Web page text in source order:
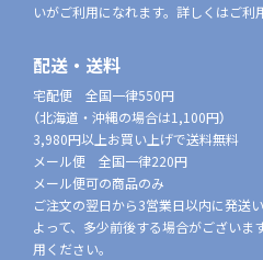
いがご利用になれます。詳しくはご利
配送・送料
宅配便 全国一律550円
（北海道・沖縄の場合は1,100円）
3,980円以上お買い上げで送料無料
メール便 全国一律220円
メール便可の商品のみ
ご注文の翌日から3営業日以内に発送
よって、多少前後する場合がございま
用ください。